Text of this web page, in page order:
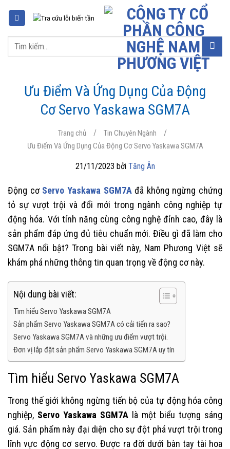
dungTìm
Ưu Điểm Và Ứng Dụng Của Động
Cơ Servo Yaskawa SGM7A
Trang chủ / Tin Chuyên Ngành /
Ưu Điểm Và Ứng Dụng Của Động Cơ Servo Yaskawa SGM7A
21/11/2023 bởi Tăng Ân
Động cơ Servo Yaskawa SGM7Ađã không ngừng chứng
tỏ sự vượt trội và đổi mới trong ngành công nghiệp tự
động hóa. Với tính năng cùng công nghệ đỉnh cao, đây là
sản phẩm đáp ứng đủ tiêu chuẩn mới. Điều gì đã làm cho
SGM7A nổi bật? Trong bài viết này, Nam Phương Việt sẽ
khám phá những thông tin quan trọng về động cơ này.
Nội dung bài viết:
Tìm hiểu Servo Yaskawa SGM7A
Sản phẩm Servo Yaskawa SGM7A có cải tiến ra sao?
Servo Yaskawa SGM7A và những ưu điểm vượt trội.
Đơn vị lắp đặt sản phẩm Servo Yaskawa SGM7A uy tín
Tìm hiểu Servo Yaskawa SGM7A
Trong thế giới không ngừng tiến bộ của tự động hóa công
nghiệp, Servo Yaskawa SGM7A là một biểu tượng sáng
giá. Sản phẩm này đại diện cho sự đột phá vượt trội trong
lĩnh vực động cơ servo. Được ra đời dưới bàn tay tài hoa